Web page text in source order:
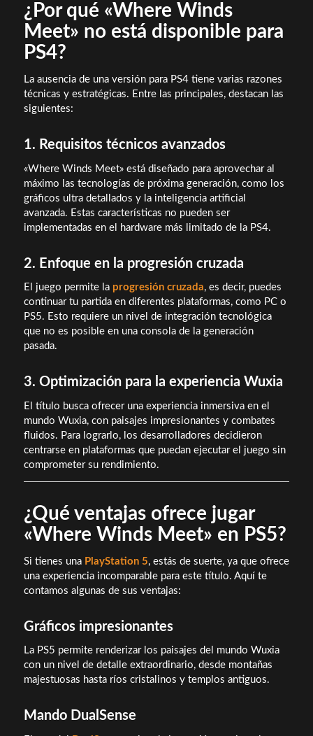
¿Por qué «Where Winds
Meet» no está disponible para
PS4?
La ausencia de una versión para PS4 tiene varias razones
técnicas y estratégicas. Entre las principales, destacan las
siguientes:
1. Requisitos técnicos avanzados
«Where Winds Meet» está diseñado para aprovechar al
máximo las tecnologías de próxima generación, como los
gráficos ultra detallados y la inteligencia artificial
avanzada. Estas características no pueden ser
implementadas en el hardware más limitado de la PS4.
2. Enfoque en la progresión cruzada
El juego permite la progresión cruzada, es decir, puedes
continuar tu partida en diferentes plataformas, como PC o
PS5. Esto requiere un nivel de integración tecnológica
que no es posible en una consola de la generación
pasada.
3. Optimización para la experiencia Wuxia
El título busca ofrecer una experiencia inmersiva en el
mundo Wuxia, con paisajes impresionantes y combates
fluidos. Para lograrlo, los desarrolladores decidieron
centrarse en plataformas que puedan ejecutar el juego sin
comprometer su rendimiento.
¿Qué ventajas ofrece jugar
«Where Winds Meet» en PS5?
Si tienes una PlayStation 5, estás de suerte, ya que ofrece
una experiencia incomparable para este título. Aquí te
contamos algunas de sus ventajas:
Gráficos impresionantes
La PS5 permite renderizar los paisajes del mundo Wuxia
con un nivel de detalle extraordinario, desde montañas
majestuosas hasta ríos cristalinos y templos antiguos.
Mando DualSense